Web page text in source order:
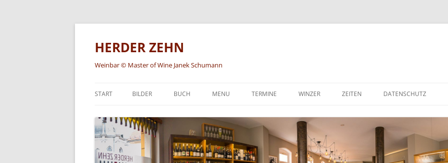
HERDER ZEHN
Weinbar © Master of Wine Janek Schumann
Inhalt
START BILDER BUCH MENU TERMINE WINZER ZEITEN DATENSCHUTZ